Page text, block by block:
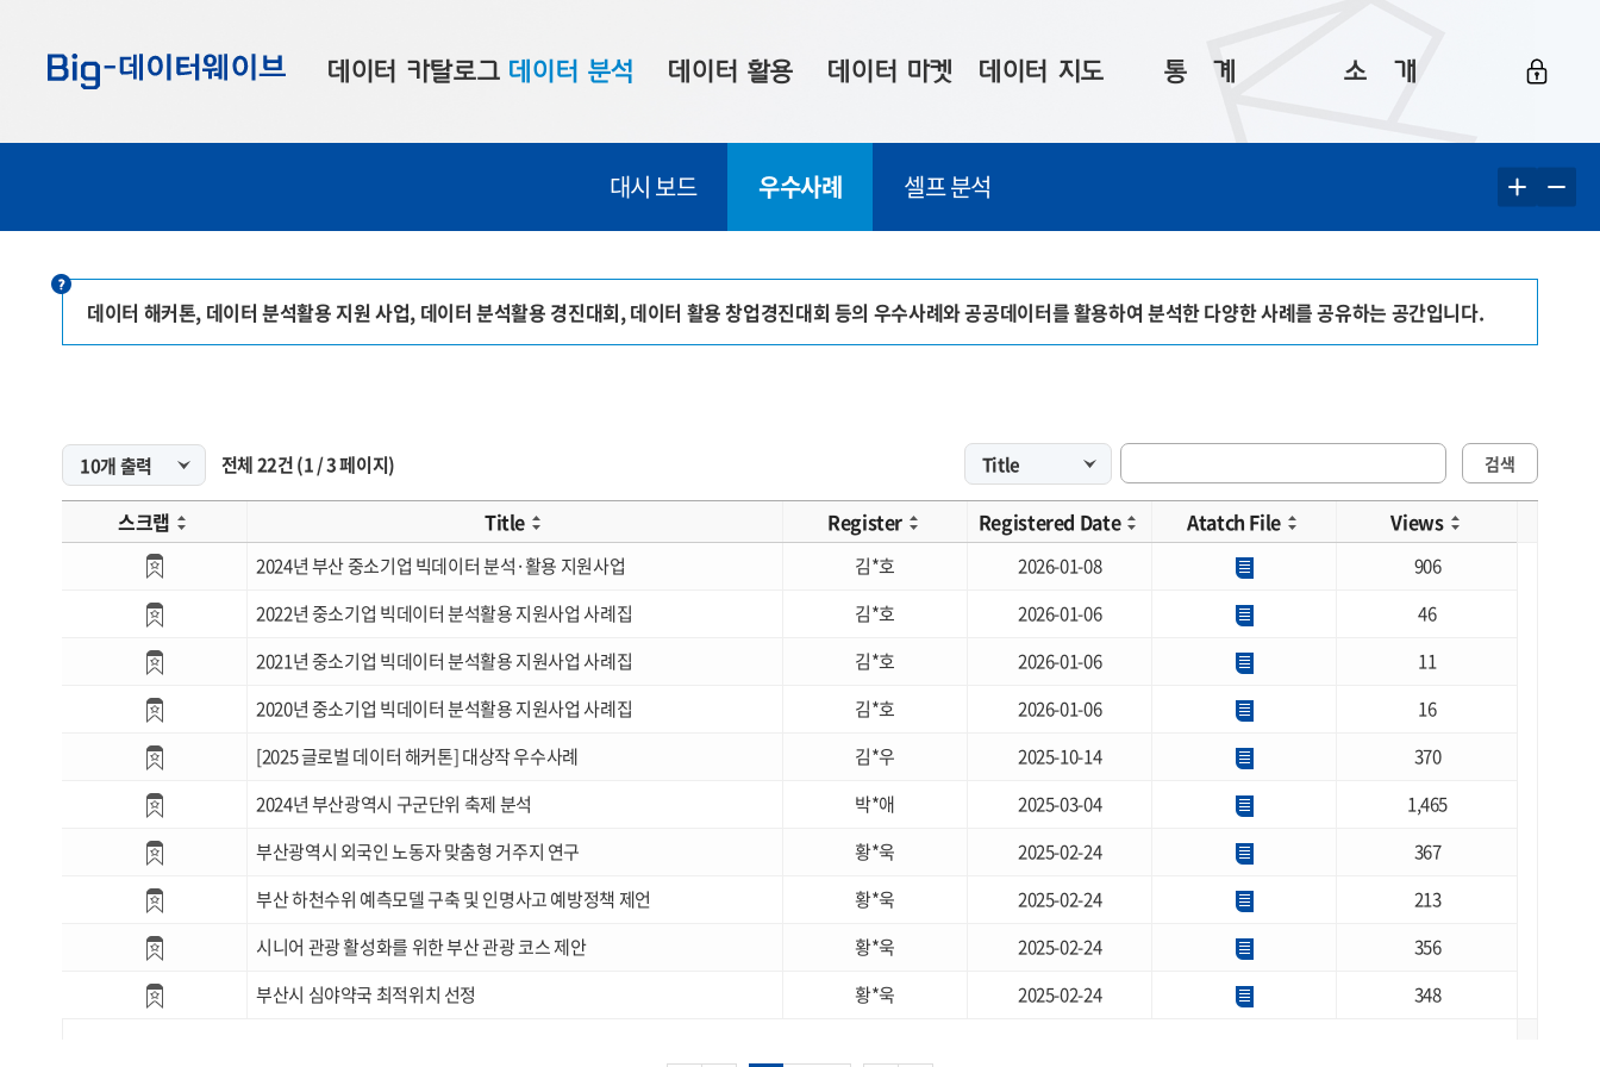
기
기
기
데이터 카탈로그
연계 데이터
데이터 제공 신청
데이터 분석 데이터 활용
시각화 서비스
주소 좌표 변환
프로파일링
데이터 마켓
맞춤형 의뢰
판매자 신청
참여 기업 홍보
데이터 지도
데이터 현황
시민 공감지도
소상공인365
통ㅤ계
통계 알림
통계 관련 정보
소ㅤ개
이용 안내
이용 문의 및 개선 요청
대시 보드 우수사례 셀프 분석
데이터 해커톤, 데이터 분석활용 지원 사업, 데이터 분석활용 경진대회, 데이터 활용 창업경진대회 등의 우수사례와 공공데이터를 활용하여 분석한 다양한 사례를 공유하는 공간입니다.
전체22건(1/3페이지) 검색
스크랩 Title Register Registered Date Atatch File Views
2024년 부산 중소기업 빅데이터 분석·활용 지원사업 김*호 2026-01-08
906
2022년 중소기업 빅데이터 분석활용 지원사업 사례집
김*호 2026-01-06
46
2021년 중소기업 빅데이터 분석활용 지원사업 사례집
김*호 2026-01-06
11
2020년 중소기업 빅데이터 분석활용 지원사업 사례집
김*호 2026-01-06
16
[2025 글로벌 데이터 해커톤] 대상작 우수사례
김*우 2025-10-14
370
2024년 부산광역시 구군단위 축제 분석
박*애 2025-03-04
1,465
부산광역시 외국인 노동자 맞춤형 거주지 연구
황*욱 2025-02-24
367
부산 하천수위 예측모델 구축 및 인명사고 예방정책 제언
황*욱 2025-02-24
213
시니어 관광 활성화를 위한 부산 관광 코스 제안
황*욱 2025-02-24
356
부산시 심야약국 최적위치 선정
황*욱 2025-02-24 348